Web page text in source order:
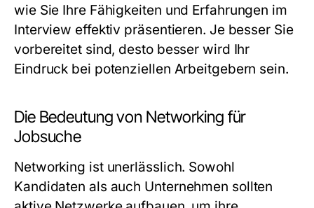
wie Sie Ihre Fähigkeiten und Erfahrungen im
Interview effektiv präsentieren. Je besser Sie
vorbereitet sind, desto besser wird Ihr
Eindruck bei potenziellen Arbeitgebern sein.
Die Bedeutung von Networking für
Jobsuche
Networking ist unerlässlich. Sowohl
Kandidaten als auch Unternehmen sollten